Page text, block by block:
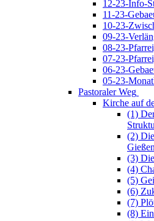
12-23-Info-
11-23-
10-23-
09-23-
08-23-
07-23-
06-23-
05-23-
Pastoraler Weg
Kirche auf
(1)
(2)
Gießen
(3)
(4)
(5)
(6)
(7)
(8)